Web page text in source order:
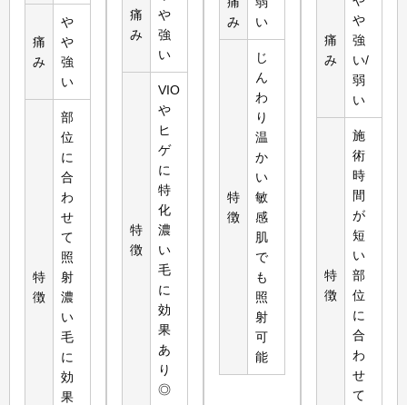
痛
み
や
や
強
い
特
徴
部
位
に
合
わ
せ
て
照
射
濃
い
毛
に
効
果
痛
み
や
強
い
特
徴
VIO
や
ヒ
ゲ
に
特
化
濃
い
毛
に
効
果
あ
り
◎
み
い
特
徴
じ
ん
わ
り
温
か
い
敏
感
肌
で
も
照
射
可
能
痛
み
や
強
い/
弱
い
特
徴
施
術
時
間
が
短
い
部
位
に
合
わ
せ
て